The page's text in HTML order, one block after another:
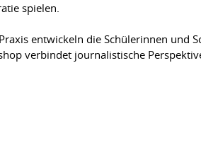
spielen.
entwickeln die Schülerinnen und
verbindet journalistische